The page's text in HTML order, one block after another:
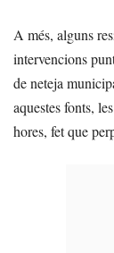
A més, alguns
intervencions
de neteja
aquestes fonts,
hores, fet que